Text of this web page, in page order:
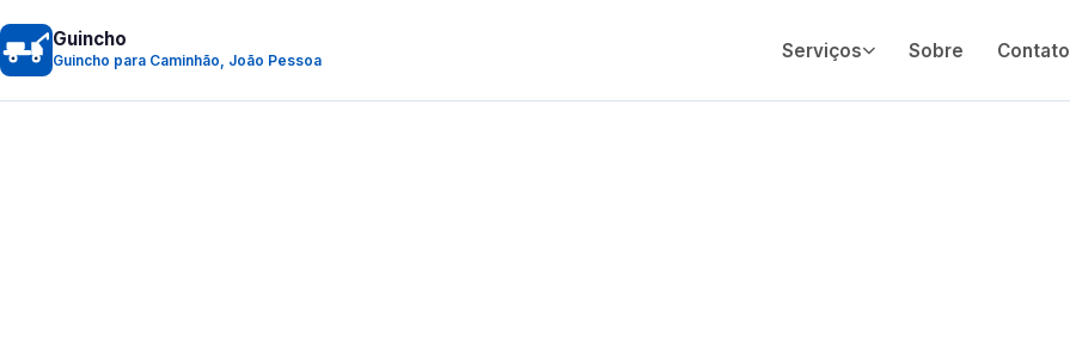
Guincho
Guincho para Caminhão, João Pessoa Serviços Sobre Contato